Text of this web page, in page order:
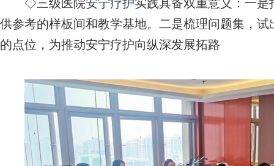
◇三级医院安宁疗护实践具备双重意义：一
供参考的样板间和教学基地。二是梳理问题集，
的点位，为推动安宁疗护向纵深发展拓路